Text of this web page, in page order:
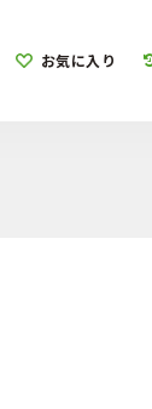
お気に入り